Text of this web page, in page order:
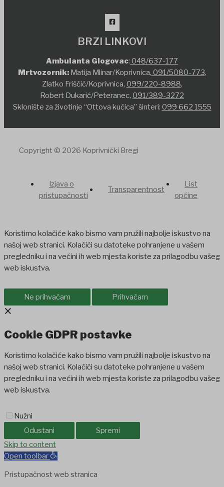
BRZI LINKOVI
Ambulanta Glogovac: 048/637-177
Mrtvozornik:Matija Mlinar/Koprivnica, 091/5080-773,
Zlatko Friščić/Koprivnica, 099/220-8988,
Robert Dukarić/Peteranec, 091/389-3272
Sklonište za životinje “Ottova kućica” šinteri: 099 662 1555
Copyright © 2026 Koprivnički Bregi
Izjava o
pristupačnosti
Transparentnost
List
općine
Koristimo kolačiće kako bismo vam pružili najbolje iskustvo na
našoj web stranici. Kolačići su datoteke pohranjene u vašem
pregledniku i na većini ih web mjesta koriste za prilagodbu vašeg
web iskustva.
Ne prihvaćam Prihvaćam
×
Cookie GDPR postavke
Koristimo kolačiće kako bismo vam pružili najbolje iskustvo na
našoj web stranici. Kolačići su datoteke pohranjene u vašem
pregledniku i na većini ih web mjesta koriste za prilagodbu vašeg
web iskustva.
Nužni
Odustani
Spremi
holiganbetHoliganbet
Skip to content
Open toolbar
Pristupačnost web stranica